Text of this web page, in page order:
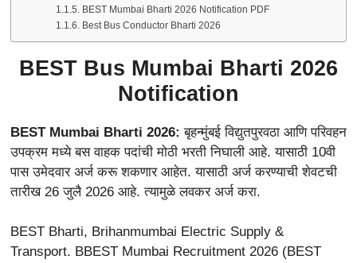
BEST Mumbai Bharti 2026 Notification PDF
Best Bus Conductor Bharti 2026
BEST Bus Mumbai Bharti 2026
Notification
BEST Mumbai Bharti 2026:बृहन्मुंबई विद्युतपुरवठा आणि परिवहन
उपक्रम मध्ये बस वाहक पदांची मोठी भरती निघाली आहे. यासाठी 10वी
पास उमेदवार अर्ज करू शकणार आहेत. यासाठी अर्ज करण्याची शेवटची
तारीख 26 जुलै 2026 आहे. त्यामुळे लवकर अर्ज करा.
BEST Bharti, Brihanmumbai Electric Supply &
Transport. BBEST Mumbai Recruitment 2026 (BEST